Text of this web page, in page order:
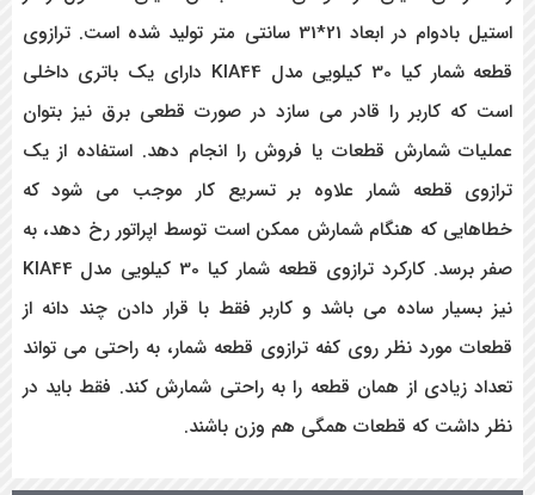
استیل بادوام در ابعاد 21*31 سانتی متر تولید شده است. ترازوی
قطعه شمار کیا 30 کیلویی مدل KIA44 دارای یک باتری داخلی
است که کاربر را قادر می سازد در صورت قطعی برق نیز بتوان
عملیات شمارش قطعات یا فروش را انجام دهد. استفاده از یک
ترازوی قطعه شمار علاوه بر تسریع کار موجب می شود که
خطاهایی که هنگام شمارش ممکن است توسط اپراتور رخ دهد، به
صفر برسد. کارکرد ترازوی قطعه شمار کیا 30 کیلویی مدل KIA44
نیز بسیار ساده می باشد و کاربر فقط با قرار دادن چند دانه از
قطعات مورد نظر روی کفه ترازوی قطعه شمار، به راحتی می تواند
تعداد زیادی از همان قطعه را به راحتی شمارش کند. فقط باید در
نظر داشت که قطعات همگی هم وزن باشند.